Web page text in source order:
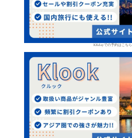
KKdayでの予約はこちら